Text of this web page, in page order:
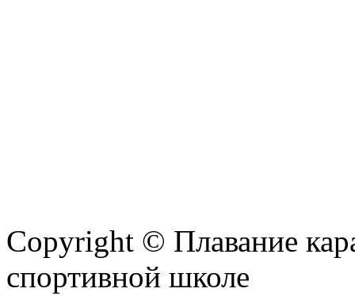
Copyright © Плавание
спортивной школе